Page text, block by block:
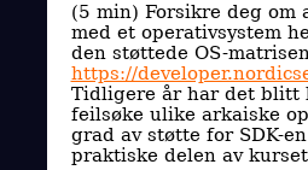
(5 min) Forsikre deg
med et operativsystem
den støttede OS-
https://
Tidligere år har det blitt
feilsøke ulike arkaiske
grad av støtte for SDK-
praktiske delen av